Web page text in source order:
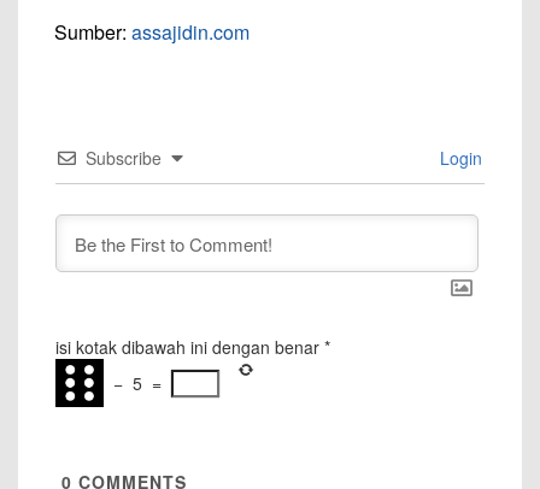
Sumber: assajidin.com
Subscribe Login
isi kotak dibawah ini dengan benar *
− 5 =
0 COMMENTS